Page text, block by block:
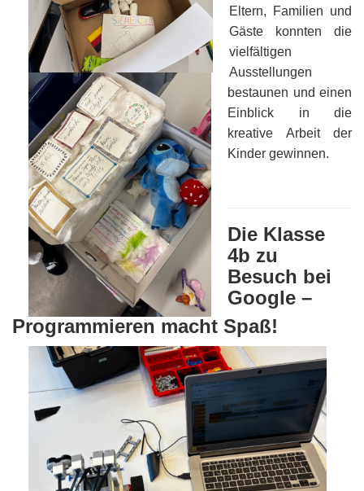
Eltern, Familien und
Gäste konnten die
vielfältigen
Ausstellungen
bestaunen und einen
Einblick in die
kreative Arbeit der
Kinder gewinnen.
Die Klasse
4b zu
Besuch bei
Google –
Programmieren macht Spaß!